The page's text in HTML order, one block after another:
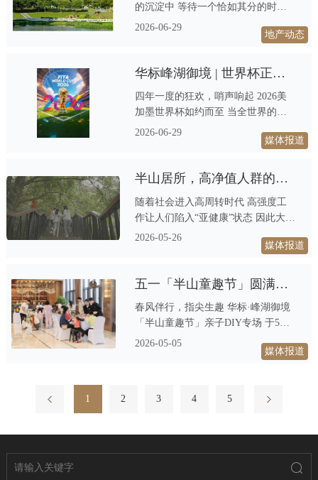
地产动态
的沉淀中 等待一个恰如其分的时刻
与懂它的人相逢 华标峰湖御境 以“五
感主张”为笔 将建筑升维为品质生活
2026-06-29
华标峰湖御境 | 世界杯正确打开方式，藏在半山大院里
媒体报道
四年一度的狂欢，哨声响起 2026美
加墨世界杯如约而至 当全世界的目
光聚焦于那片绿茵场 广州城市精
英，在半山大院 解锁世界杯的狂欢
2026-06-29
半山居所，高净值人群的共识之选 健康，是高净值人群的刚需
媒体报道
随着社会进入高周转时代 高强度工
作让人们陷入“亚健康”状态 因此大家
纷纷开启登山、徒步的生活 企图在
2026-05-26
五一「半山童趣节」圆满收官！在自然手作里，收藏亲子时光的万般美好
媒体报道
春风伴行，指尖生趣 华标·峰湖御境
「半山童趣节」亲子DIY专场 于5月1
日-3日圆满举办 本次活动以亲子手作
为主题 在连续三天假期中 为高净值
2026-05-05
1 2 3 4 5
下一页